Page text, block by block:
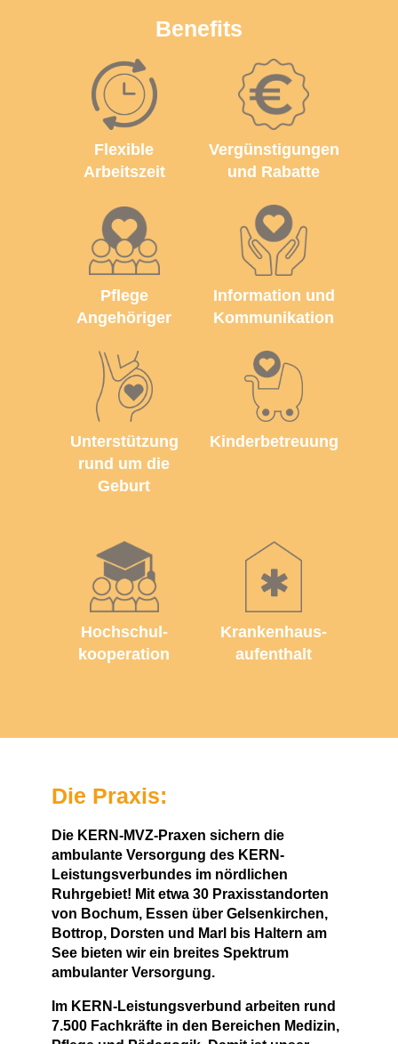
Benefits
Flexible
Arbeitszeit
Vergünstigungen
und Rabatte
Pflege
Angehöriger
Information und
Kommunikation
Unterstützung
rund um die
Geburt
Kinderbetreuung
Hochschul­
kooperation
Krankenhaus­
aufenthalt
Die Praxis:
Die KERN-MVZ-Praxen sichern die
ambulante Versorgung des KERN-
Leistungsverbundes im nördlichen
Ruhrgebiet! Mit etwa 30 Praxisstandorten
von Bochum, Essen über Gelsenkirchen,
Bottrop, Dorsten und Marl bis Haltern am
See bieten wir ein breites Spektrum
ambulanter Versorgung.
Im KERN-Leistungsverbund arbeiten rund
7.500 Fachkräfte in den Bereichen Medizin,